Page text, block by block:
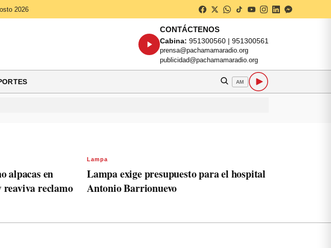
2026
CONTÁCTENOS
Cabina: 951300560 | 951300561
prensa@pachamamaradio.org
publicidad@pachamamaradio.org
AM
alpacas en
reclamo
Lampa
Lampa exige presupuesto para el hospital
Antonio Barrionuevo